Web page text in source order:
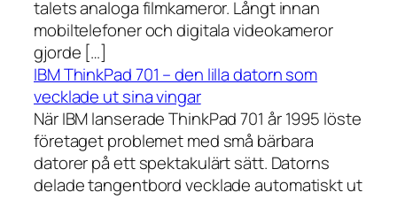
talets analoga filmkameror. Långt innan
mobiltelefoner och digitala videokameror
gjorde […]
IBM ThinkPad 701 – den lilla datorn som
vecklade ut sina vingar
När IBM lanserade ThinkPad 701 år 1995 löste
företaget problemet med små bärbara
datorer på ett spektakulärt sätt. Datorns
delade tangentbord vecklade automatiskt ut